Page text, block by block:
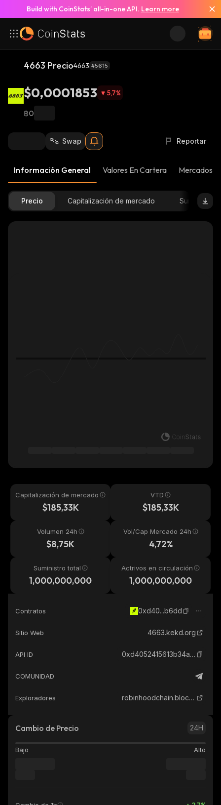
Build with CoinStats’ all-in-one API. Learn more
4663 Precio4663 #5615
$0,0001853 5,7%
฿0
Swap Reportar
Información General Valores En Cartera Mercados
Precio Capitalización de mercado Suministro
Capitalización de mercado
$185,33K
VTD
$185,33K
Volumen 24h
$8,75K
Vol/Cap Mercado 24h
4,72%
Suministro total
1,000,000,000
Actrivos en circulación
1,000,000,000
Contratos 0xd40...b6dd
Sitio Web 4663.kekd.org
API ID 0xd4052415613b34af236024b895574c467f65b6dd_robinhood
COMUNIDAD
Exploradores robinhoodchain.blockscout.com
Cambio de Precio 24H
Bajo Alto